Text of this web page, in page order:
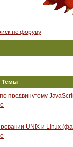
по форуму
Темы
продвинутому
UNIX и Linux